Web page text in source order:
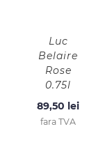
Luc
Belaire
Rose
0.75l
89,50 lei
fara TVA